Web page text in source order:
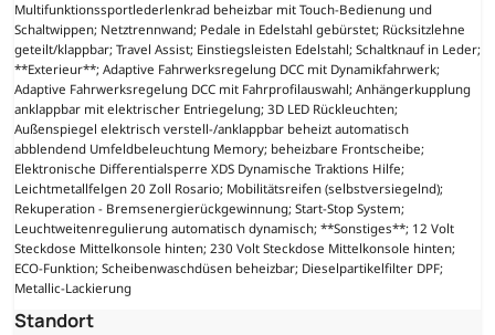
Multifunktionssportlederlenkrad beheizbar mit Touch-Bedienung und
Schaltwippen; Netztrennwand; Pedale in Edelstahl gebürstet; Rücksitzlehne
geteilt/klappbar; Travel Assist; Einstiegsleisten Edelstahl; Schaltknauf in Leder;
**Exterieur**; Adaptive Fahrwerksregelung DCC mit Dynamikfahrwerk;
Adaptive Fahrwerksregelung DCC mit Fahrprofilauswahl; Anhängerkupplung
anklappbar mit elektrischer Entriegelung; 3D LED Rückleuchten;
Außenspiegel elektrisch verstell-/anklappbar beheizt automatisch
abblendend Umfeldbeleuchtung Memory; beheizbare Frontscheibe;
Elektronische Differentialsperre XDS Dynamische Traktions Hilfe;
Leichtmetallfelgen 20 Zoll Rosario; Mobilitätsreifen (selbstversiegelnd);
Rekuperation - Bremsenergierückgewinnung; Start-Stop System;
Leuchtweitenregulierung automatisch dynamisch; **Sonstiges**; 12 Volt
Steckdose Mittelkonsole hinten; 230 Volt Steckdose Mittelkonsole hinten;
ECO-Funktion; Scheibenwaschdüsen beheizbar; Dieselpartikelfilter DPF;
Metallic-Lackierung
Standort